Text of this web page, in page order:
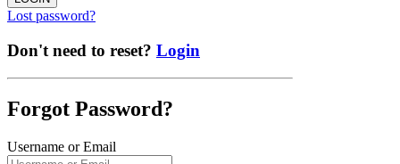
Lost password?
Don't need to reset? Login
Forgot Password?
Username or Email